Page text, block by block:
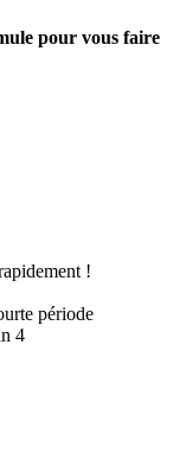
pour vous faire
!
période
4